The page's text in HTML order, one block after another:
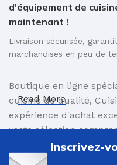
d'équipement de
maintenant !
Livraison sécurisée,
marchandises en peu de
Boutique en ligne
cuisine de qualité,
expérience d'achat
vaste sélection
innovants et des
faciliter vos
Read More
Inscrivez-